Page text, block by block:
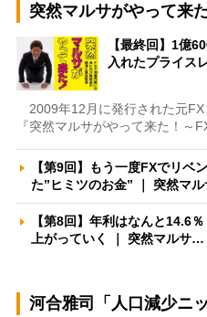
突然マルサがやって来
【最終回】1億
入れたプライス
2009年12月に発行された元
『突然マルサがやって来た！～
【第9回】もう一度FXでリ
た”ヒミツのお金” ｜ 突然マ
【第8回】年利はなんと14.6
上がっていく ｜ 突然マルサ…
河合雅司「人口減少ニ